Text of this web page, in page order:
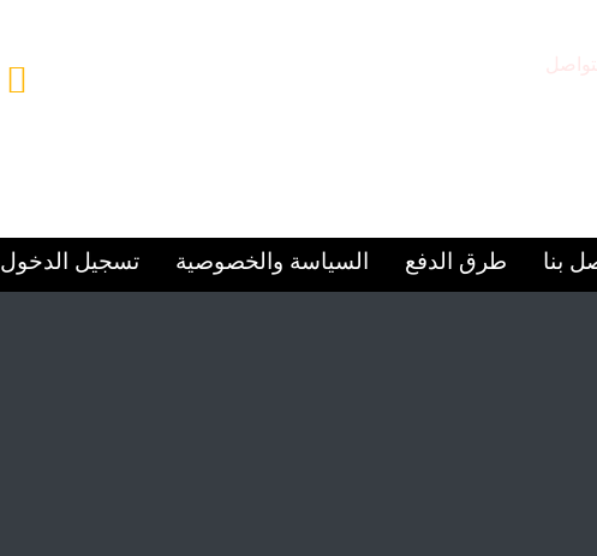
بنا طرق الدفع السياسة والخصوصية تسجيل الدخول